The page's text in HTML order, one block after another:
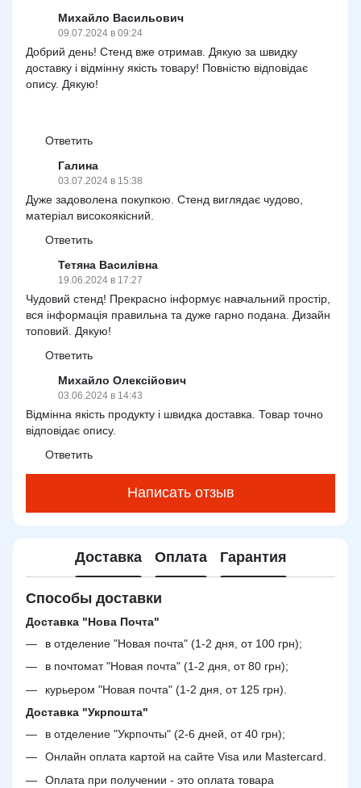
Михайло Васильович
09.07.2024 в 09:24
Добрий день! Стенд вже отримав. Дякую за швидку
доставку і відмінну якість товару! Повністю відповідає
опису. Дякую!
Ответить
Галина
03.07.2024 в 15:38
Дуже задоволена покупкою. Стенд виглядає чудово,
матеріал високоякісний.
Ответить
Тетяна Василівна
19.06.2024 в 17:27
Чудовий стенд! Прекрасно інформує навчальний простір,
вся інформація правильна та дуже гарно подана. Дизайн
топовий. Дякую!
Ответить
Михайло Олексійович
03.06.2024 в 14:43
Відмінна якість продукту і швидка доставка. Товар точно
відповідає опису.
Ответить
Написать отзыв
Доставка Оплата Гарантия
Способы доставки
Доставка "Нова Почта"
в отделение "Новая почта" (1-2 дня, от 100 грн);
в почтомат "Новая почта" (1-2 дня, от 80 грн);
курьером "Новая почта" (1-2 дня, от 125 грн).
Доставка "Укрпошта"
в отделение "Укрпочты" (2-6 дней, от 40 грн);
Онлайн оплата картой на сайте Visa или Mastercard.
Оплата при получении - это оплата товара